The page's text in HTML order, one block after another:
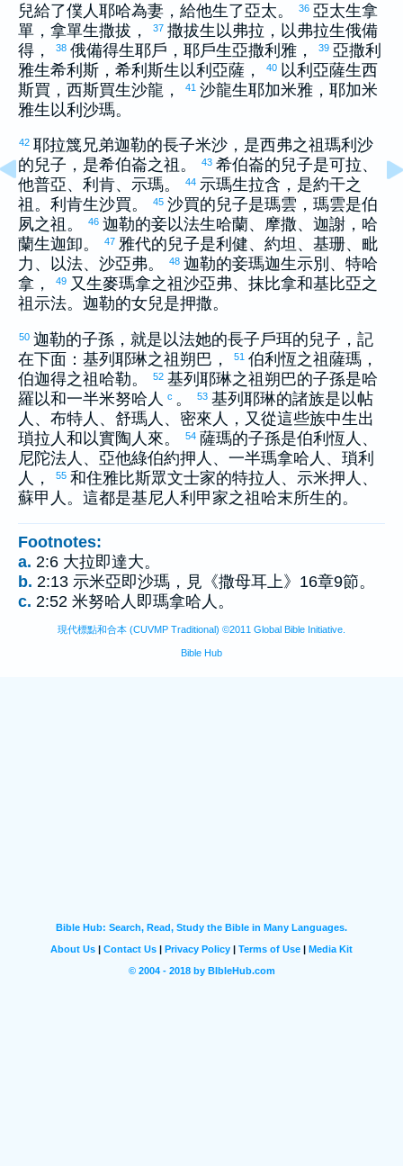
兒給了僕人 耶哈為妻，給他生了亞太。 36 亞太生拿
單 ， 拿單生撒拔 ， 37 撒拔生 以弗拉 ， 以弗拉生俄備
得 ， 38 俄備得生耶戶 ， 耶戶生亞撒利雅 ， 39 亞撒利
雅生希利斯 ， 希利斯生 以利亞薩 ， 40 以利亞薩生西
斯買 ， 西斯買生沙龍 ， 41 沙龍生耶加米雅 ， 耶加米
雅生 以利沙瑪。
42 耶拉篾兄弟迦勒的長子米沙 ，是西弗之祖 瑪利沙
的兒子，是希伯崙之祖。 43 希伯崙的兒子是可拉、
他普亞 、 利肯、 示瑪。 44 示瑪生拉含 ，是約干之
祖。 利肯生沙買。 45 沙買的兒子是瑪雲 ， 瑪雲是伯
夙之祖。 46 迦勒的妾以法生哈蘭、 摩撒、 迦謝 ， 哈
蘭生迦卸。 47 雅代的兒子是利健、 約坦 、 基珊、 毗
力 、 以法、 沙亞弗。 48 迦勒的妾瑪迦生示別 、 特哈
拿 ， 49 又生麥瑪拿之祖 沙亞弗、 抹比拿和基比亞之
祖 示法。 迦勒的女兒是押撒。
50 迦勒的子孫，就是 以法她的長子 戶珥的兒子，記
在下面： 基列耶琳之祖 朔巴 ， 51 伯利恆之祖薩瑪 ，
伯迦得之祖 哈勒。 52 基列耶琳之祖 朔巴的子孫是哈
羅以和一半米努哈 人 c 。 53 基列耶琳的諸族是 以帖
人、 布特 人、 舒瑪 人、 密來 人，又從這些族中生出
瑣拉 人和 以實陶 人來。 54 薩瑪的子孫是伯利恆 人、
尼陀法 人、 亞他綠伯約押 人、一半瑪拿哈 人、 瑣利
人，
55 和住雅比斯眾文士家的特拉 人、 示米押 人、
蘇甲 人。這都是基尼 人 利甲 家之祖 哈末所生的。
Footnotes:
a. 2:6 大拉即達大。
b. 2:13 示米亞即沙瑪，見《撒母耳上》16章9節。
c. 2:52 米努哈人即瑪拿哈人。
現代標點和合本 (CUVMP Traditional) ©2011 Global Bible Initiative.
Bible Hub